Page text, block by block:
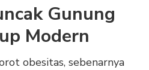
Gunung
Modern
obesitas, sebenarnya